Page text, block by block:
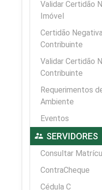
Validar Certidão
Imóvel
Certidão
Contribuinte
Validar Certidão
Contribuinte
Requerimentos
Ambiente
Eventos
supervisor_account SERVIDORES
Consultar
ContraCheque
Cédula C